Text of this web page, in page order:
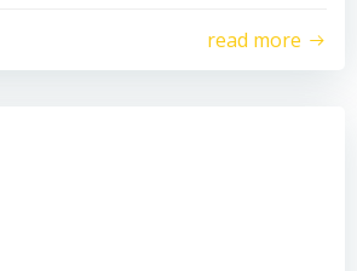
read more